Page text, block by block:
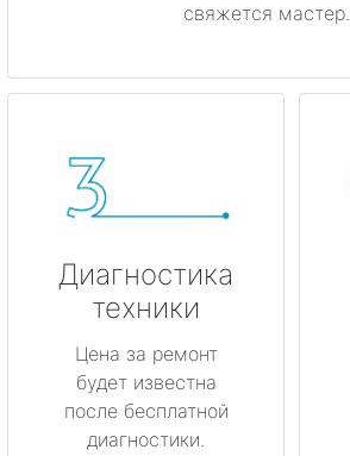
свяжется мастер.
Диагностика
техники
Цена за ремонт
будет известна
после бесплатной
диагностики.